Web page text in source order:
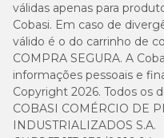
válidas apenas para
Cobasi. Em caso de
válido é o do carrinho de
COMPRA SEGURA. A
informações pessoais e
Copyright 2026. Todos os
COBASI COMÉRCIO DE
INDUSTRIALIZADOS S.A.